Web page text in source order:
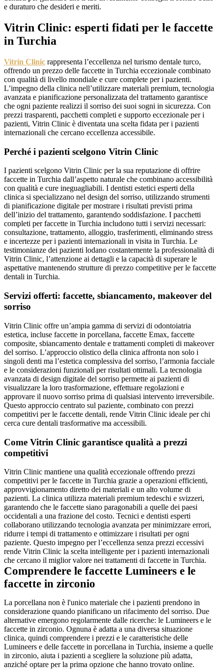
e duraturo che desideri e meriti.
Vitrin Clinic: esperti fidati per le faccette
in Turchia
Vitrin Clinic rappresenta l’eccellenza nel turismo dentale turco,
offrendo un prezzo delle faccette in Turchia eccezionale combinato
con qualità di livello mondiale e cure complete per i pazienti.
L’impegno della clinica nell’utilizzare materiali premium, tecnologia
avanzata e pianificazione personalizzata del trattamento garantisce
che ogni paziente realizzi il sorriso dei suoi sogni in sicurezza. Con
prezzi trasparenti, pacchetti completi e supporto eccezionale per i
pazienti, Vitrin Clinic è diventata una scelta fidata per i pazienti
internazionali che cercano eccellenza accessibile.
Perché i pazienti scelgono Vitrin Clinic
I pazienti scelgono Vitrin Clinic per la sua reputazione di offrire
faccette in Turchia dall’aspetto naturale che combinano accessibilità
con qualità e cure ineguagliabili. I dentisti estetici esperti della
clinica si specializzano nel design del sorriso, utilizzando strumenti
di pianificazione digitale per mostrare i risultati previsti prima
dell’inizio del trattamento, garantendo soddisfazione. I pacchetti
completi per faccette in Turchia includono tutti i servizi necessari:
consultazione, trattamento, alloggio, trasferimenti, eliminando stress
e incertezze per i pazienti internazionali in visita in Turchia. Le
testimonianze dei pazienti lodano costantemente la professionalità di
Vitrin Clinic, l’attenzione ai dettagli e la capacità di superare le
aspettative mantenendo strutture di prezzo competitive per le faccette
dentali in Turchia.
Servizi offerti: faccette, sbiancamento, makeover del
sorriso
Vitrin Clinic offre un’ampia gamma di servizi di odontoiatria
estetica, incluse faccette in porcellana, faccette Emax, faccette
composite, sbiancamento dentale e trattamenti completi di makeover
del sorriso. L’approccio olistico della clinica affronta non solo i
singoli denti ma l’estetica complessiva del sorriso, l’armonia facciale
e le considerazioni funzionali per risultati ottimali. La tecnologia
avanzata di design digitale del sorriso permette ai pazienti di
visualizzare la loro trasformazione, effettuare regolazioni e
approvare il nuovo sorriso prima di qualsiasi intervento irreversibile.
Questo approccio centrato sul paziente, combinato con prezzi
competitivi per le faccette dentali, rende Vitrin Clinic ideale per chi
cerca cure dentali trasformative ma accessibili.
Come Vitrin Clinic garantisce qualità a prezzi
competitivi
Vitrin Clinic mantiene una qualità eccezionale offrendo prezzi
competitivi per le faccette in Turchia grazie a operazioni efficienti,
approvvigionamento diretto dei materiali e un alto volume di
pazienti. La clinica utilizza materiali premium tedeschi e svizzeri,
garantendo che le faccette siano paragonabili a quelle dei paesi
occidentali a una frazione del costo. Tecnici e dentisti esperti
collaborano utilizzando tecnologia avanzata per minimizzare errori,
ridurre i tempi di trattamento e ottimizzare i risultati per ogni
paziente. Questo impegno per l’eccellenza senza prezzi eccessivi
rende Vitrin Clinic la scelta intelligente per i pazienti internazionali
che cercano il miglior valore nei trattamenti di faccette in Turchia.
Comprendere le faccette Lumineers e le
faccette in zirconio
La porcellana non è l'unico materiale che i pazienti prendono in
considerazione quando pianificano un rifacimento del sorriso. Due
alternative emergono regolarmente dalle ricerche: le Lumineers e le
faccette in zirconio. Ognuna è adatta a una diversa situazione
clinica, quindi comprendere i prezzi e le caratteristiche delle
Lumineers e delle faccette in porcellana in Turchia, insieme a quelle
in zirconio, aiuta i pazienti a scegliere la soluzione più adatta,
anziché optare per la prima opzione che hanno trovato online.